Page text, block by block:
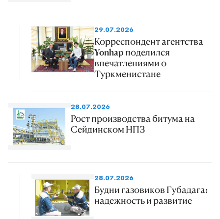
29.07.2026
Корреспондент агентства
Yonhap поделился
впечатлениями о
Туркменистане
28.07.2026
Рост производства битума на
Сейдинском НПЗ
28.07.2026
Будни газовиков Губадага:
надежность и развитие